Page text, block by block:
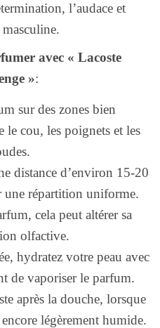
l’audace et
masculine.
avec « Lacoste
»:
sur des zones bien
le cou, les poignets et les
distance d’environ 15-20
une répartition uniforme.
cela peut altérer sa
olfactive.
hydratez votre peau avec
de vaporiser le parfum.
après la douche, lorsque
légèrement humide.